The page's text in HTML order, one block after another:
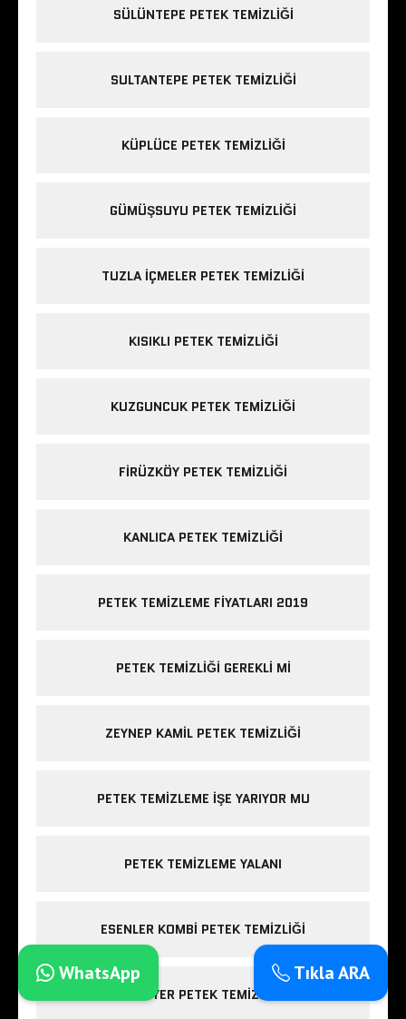
SÜLÜNTEPE PETEK TEMIZLIĞI
SULTANTEPE PETEK TEMIZLIĞI
KÜPLÜCE PETEK TEMIZLIĞI
GÜMÜŞSUYU PETEK TEMIZLIĞI
TUZLA IÇMELER PETEK TEMIZLIĞI
KISIKLI PETEK TEMIZLIĞI
KUZGUNCUK PETEK TEMIZLIĞI
FIRÜZKÖY PETEK TEMIZLIĞI
KANLICA PETEK TEMIZLIĞI
PETEK TEMIZLEME FIYATLARI 2019
PETEK TEMIZLIĞI GEREKLI MI
ZEYNEP KAMIL PETEK TEMIZLIĞI
PETEK TEMIZLEME IŞE YARIYOR MU
PETEK TEMIZLEME YALANI
ESENLER KOMBI PETEK TEMIZLIĞI
SARIYER PETEK TEMIZLIĞI
Tıkla ARA
WhatsApp